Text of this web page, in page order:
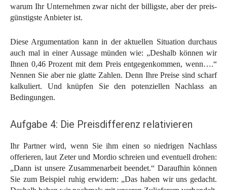
warum Ihr Unternehmen zwar nicht der billigste, aber der preis-
günstigste Anbieter ist.
Diese Argumentation kann in der aktuellen Situation durchaus
auch mal in einer Aussage münden wie: „Deshalb können wir
Ihnen 0,46 Prozent mit dem Preis entgegenkommen, wenn….“
Nennen Sie aber nie glatte Zahlen. Denn Ihre Preise sind scharf
kalkuliert. Und knüpfen Sie den potenziellen Nachlass an
Bedingungen.
Aufgabe 4: Die Preisdifferenz relativieren
Ihr Partner wird, wenn Sie ihm einen so niedrigen Nachlass
offerieren, laut Zeter und Mordio schreien und eventuell drohen:
„Dann ist unsere Zusammenarbeit beendet.“ Daraufhin können
Sie zum Beispiel ruhig erwidern: „Das haben wir uns gedacht.